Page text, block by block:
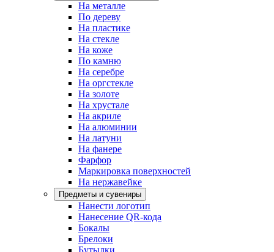
На металле
По дереву
На пластике
На стекле
На коже
По камню
На серебре
На оргстекле
На золоте
На хрустале
На акриле
На алюминии
На латуни
На фанере
Фарфор
Маркировка поверхностей
На нержавейке
Предметы и сувениры
Нанести логотип
Нанесение QR-кода
Бокалы
Брелоки
Бутылки